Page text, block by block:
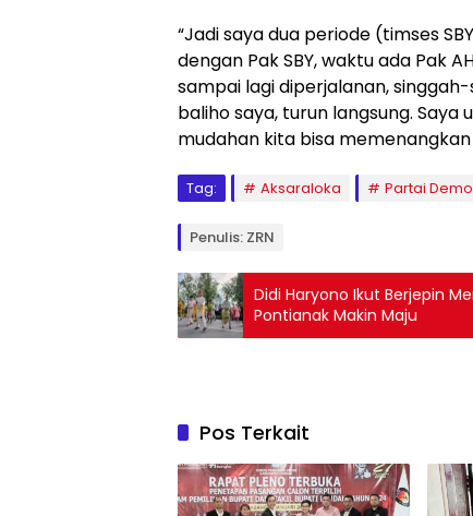
“Jadi saya dua periode (timses
dengan Pak SBY, waktu ada Pak
sampai lagi diperjalanan,
baliho saya, turun langsung.
mudahan kita bisa
Tag: Aksaraloka Partai
Penulis: ZRN
Didi Haryono Ikut Berjepin
Pontianak Makin Maju
Pos Terkait